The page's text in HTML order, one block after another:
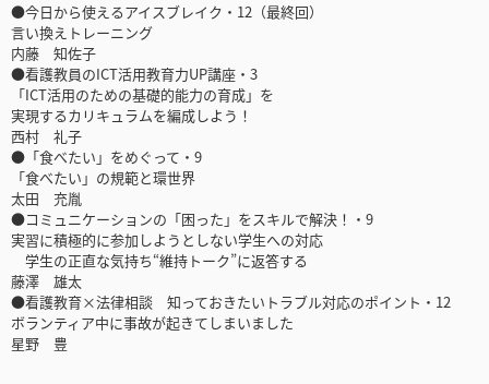
●今日から使えるアイスブレイク・12（最終回）
言い換えトレーニング
内藤 知佐子
●看護教員のICT活用教育力UP講座・3
「ICT活用のための基礎的能力の育成」を
実現するカリキュラムを編成しよう！
西村 礼子
●「食べたい」をめぐって・9
「食べたい」の規範と環世界
太田 充胤
●コミュニケーションの「困った」をスキルで解決！・9
実習に積極的に参加しようとしない学生への対応
学生の正直な気持ち“維持トーク”に返答する
藤澤 雄太
●看護教育×法律相談 知っておきたいトラブル対応のポイント・12
ボランティア中に事故が起きてしまいました
星野 豊